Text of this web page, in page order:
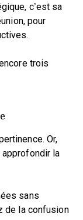
c’est sa
pour
trois
Or,
la
sans
de la confusion